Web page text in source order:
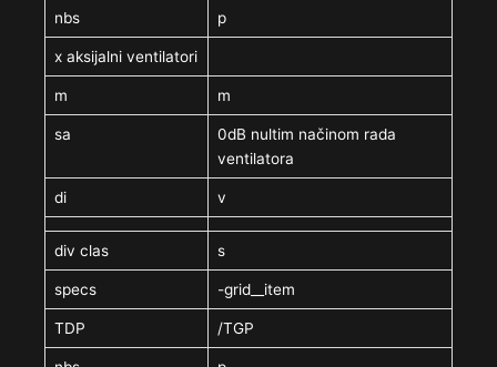
nbs p
x aksijalni ventilatori
m m
sa
0dB nultim načinom rada
ventilatora
di v
div clas s
specs -grid__item
TDP /TGP